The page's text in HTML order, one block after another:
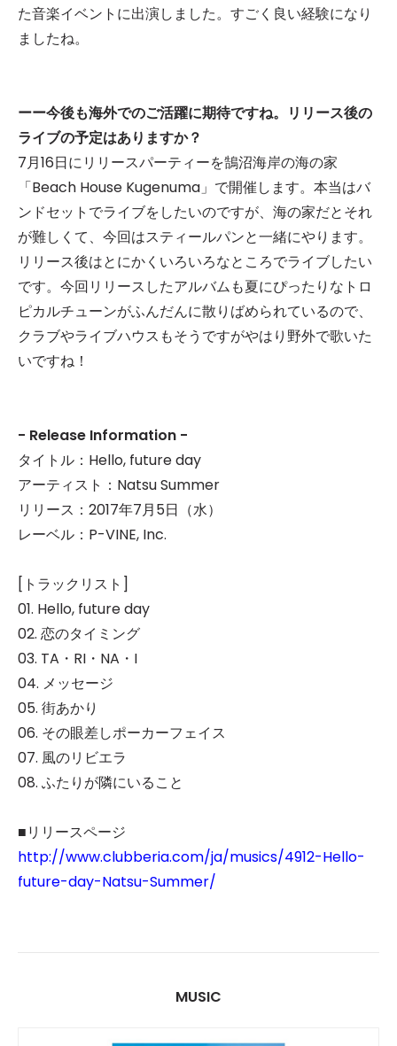
た音楽イベントに出演しました。すごく良い経験になり
ましたね。
ーー今後も海外でのご活躍に期待ですね。リリース後の
ライブの予定はありますか？
7月16日にリリースパーティーを鵠沼海岸の海の家
「Beach House Kugenuma」で開催します。本当はバ
ンドセットでライブをしたいのですが、海の家だとそれ
が難しくて、今回はスティールパンと一緒にやります。
リリース後はとにかくいろいろなところでライブしたい
です。今回リリースしたアルバムも夏にぴったりなトロ
ピカルチューンがふんだんに散りばめられているので、
クラブやライブハウスもそうですがやはり野外で歌いた
いですね！
- Release Information -
タイトル：Hello, future day
アーティスト：Natsu Summer
リリース：2017年7月5日（水）
レーベル：P-VINE, Inc.
[トラックリスト]
01. Hello, future day
02. 恋のタイミング
03. TA・RI・NA・I
04. メッセージ
05. 街あかり
06. その眼差しポーカーフェイス
07. 風のリビエラ
08. ふたりが隣にいること
■リリースページ
http://www.clubberia.com/ja/musics/4912-Hello-
future-day-Natsu-Summer/
MUSIC